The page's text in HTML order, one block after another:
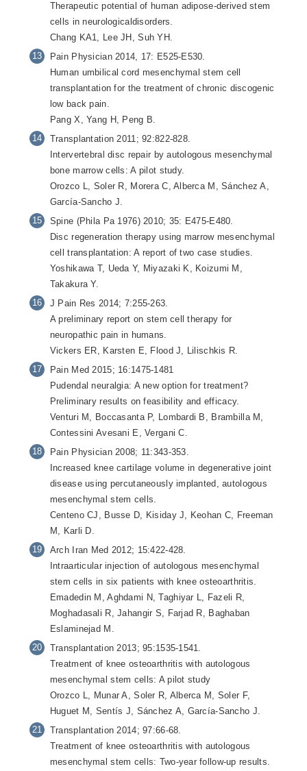
Therapeutic potential of human adipose-derived stem
cells in neurologicaldisorders.
Chang KA1, Lee JH, Suh YH.
Pain Physician 2014, 17: E525-E530.
Human umbilical cord mesenchymal stem cell
transplantation for the treatment of chronic discogenic
low back pain.
Pang X, Yang H, Peng B.
Transplantation 2011; 92:822-828.
Intervertebral disc repair by autologous mesenchymal
bone marrow cells: A pilot study.
Orozco L, Soler R, Morera C, Alberca M, Sánchez A,
García-Sancho J.
Spine (Phila Pa 1976) 2010; 35: E475-E480.
Disc regeneration therapy using marrow mesenchymal
cell transplantation: A report of two case studies.
Yoshikawa T, Ueda Y, Miyazaki K, Koizumi M,
Takakura Y.
J Pain Res 2014; 7:255-263.
A preliminary report on stem cell therapy for
neuropathic pain in humans.
Vickers ER, Karsten E, Flood J, Lilischkis R.
Pain Med 2015; 16:1475-1481
Pudendal neuralgia: A new option for treatment?
Preliminary results on feasibility and efficacy.
Venturi M, Boccasanta P, Lombardi B, Brambilla M,
Contessini Avesani E, Vergani C.
Pain Physician 2008; 11:343-353.
Increased knee cartilage volume in degenerative joint
disease using percutaneously implanted, autologous
mesenchymal stem cells.
Centeno CJ, Busse D, Kisiday J, Keohan C, Freeman
M, Karli D.
Arch Iran Med 2012; 15:422-428.
Intraarticular injection of autologous mesenchymal
stem cells in six patients with knee osteoarthritis.
Emadedin M, Aghdami N, Taghiyar L, Fazeli R,
Moghadasali R, Jahangir S, Farjad R, Baghaban
Eslaminejad M.
Transplantation 2013; 95:1535-1541.
Treatment of knee osteoarthritis with autologous
mesenchymal stem cells: A pilot study
Orozco L, Munar A, Soler R, Alberca M, Soler F,
Huguet M, Sentís J, Sánchez A, García-Sancho J.
Transplantation 2014; 97:66-68.
Treatment of knee osteoarthritis with autologous
mesenchymal stem cells: Two-year follow-up results.